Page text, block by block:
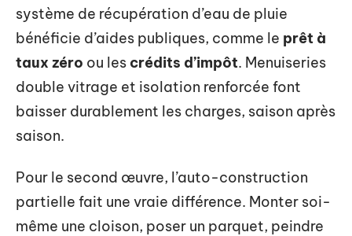
système de récupération d’eau de pluie
bénéficie d’aides publiques, comme le prêt à
taux zéro ou les crédits d’impôt. Menuiseries
double vitrage et isolation renforcée font
baisser durablement les charges, saison après
saison.
Pour le second œuvre, l’auto-construction
partielle fait une vraie différence. Monter soi-
même une cloison, poser un parquet, peindre